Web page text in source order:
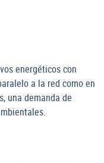
energéticos con
a la red como en
una demanda de